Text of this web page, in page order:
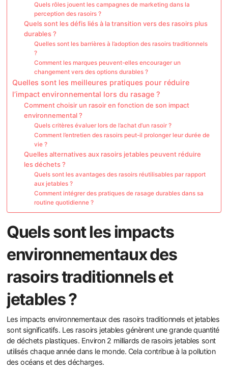
Quels rôles jouent les campagnes de marketing dans la
perception des rasoirs ?
Quels sont les défis liés à la transition vers des rasoirs plus
durables ?
Quelles sont les barrières à l’adoption des rasoirs traditionnels
?
Comment les marques peuvent-elles encourager un
changement vers des options durables ?
Quelles sont les meilleures pratiques pour réduire
l’impact environnemental lors du rasage ?
Comment choisir un rasoir en fonction de son impact
environnemental ?
Quels critères évaluer lors de l’achat d’un rasoir ?
Comment l’entretien des rasoirs peut-il prolonger leur durée de
vie ?
Quelles alternatives aux rasoirs jetables peuvent réduire
les déchets ?
Quels sont les avantages des rasoirs réutilisables par rapport
aux jetables ?
Comment intégrer des pratiques de rasage durables dans sa
routine quotidienne ?
Quels sont les impacts
environnementaux des
rasoirs traditionnels et
jetables ?
Les impacts environnementaux des rasoirs traditionnels et jetables
sont significatifs. Les rasoirs jetables génèrent une grande quantité
de déchets plastiques. Environ 2 milliards de rasoirs jetables sont
utilisés chaque année dans le monde. Cela contribue à la pollution
des océans et des décharges.